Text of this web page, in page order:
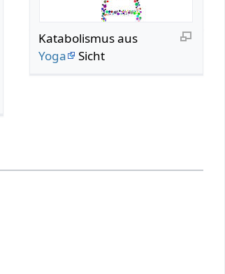
Katabolismus aus
Yoga
Sicht